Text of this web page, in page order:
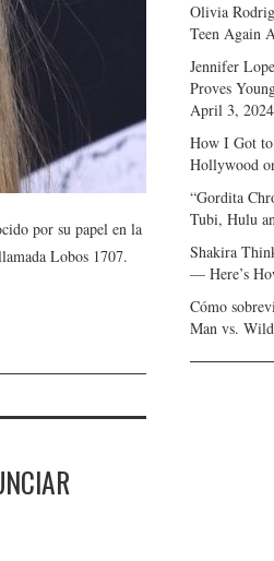
por su papel en la
Lobos 1707.
Olivia
Teen Again
Jennifer
Proves
April 3, 2024
How I Got
Hollywood
“Gordita
Tubi, Hulu
Shakira
— Here’s
Cómo
Man vs. Wild